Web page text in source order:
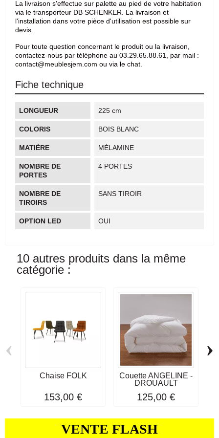
La livraison s'effectue sur palette au pied de votre habitation
via le transporteur DB SCHENKER. La livraison et
l'installation dans votre pièce d'utilisation est possible sur
devis.
Pour toute question concernant le produit ou la livraison,
contactez-nous par téléphone au 03.29.65.88.61, par mail :
contact@meublesjem.com ou via le chat.
Fiche technique
LONGUEUR 225 cm
COLORIS BOIS BLANC
MATIÈRE MÉLAMINE
NOMBRE DE
PORTES
4 PORTES
NOMBRE DE
TIROIRS
SANS TIROIR
OPTION LED OUI
10 autres produits dans la même
catégorie :
Chaise FOLK
153,00 €
Couette ANGELINE -
DROUAULT
125,00 €
‹ ›
VENTE FLASH